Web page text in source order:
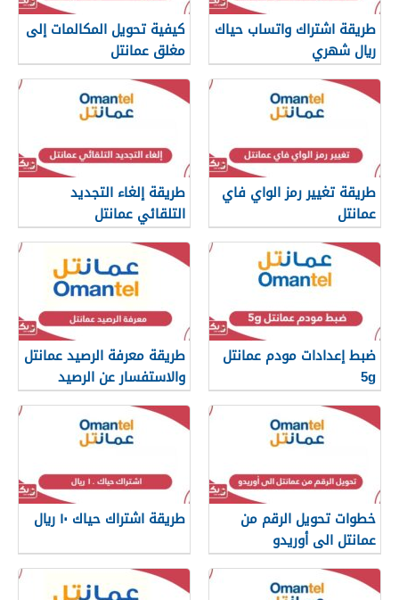
طريقة اشتراك واتساب حياك
ريال شهري
كيفية تحويل المكالمات إلى
مغلق عمانتل
طريقة تغيير رمز الواي فاي
عمانتل
طريقة إلغاء التجديد
التلقائي عمانتل
ضبط إعدادات مودم عمانتل
5g
طريقة معرفة الرصيد عمانتل
والاستفسار عن الرصيد
المتبقي
خطوات تحويل الرقم من
عمانتل الى أوريدو
طريقة اشتراك حياك ١٠ ريال